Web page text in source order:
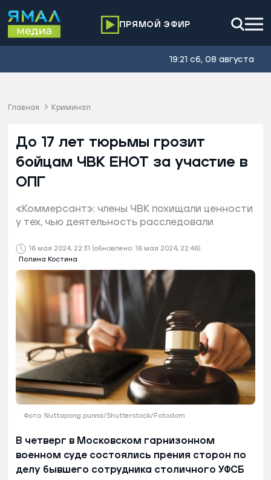
ПРЯМОЙ ЭФИР
19:21 сб, 08 августа
Главная Криминал
16 мая 2024, 22:31 (обновлено: 16 мая 2024, 22:46)
Полина Костина
До 17 лет тюрьмы грозит
бойцам ЧВК ЕНОТ за участие в
ОПГ
«Коммерсант»: члены ЧВК похищали ценности
у тех, чью деятельность расследовали
Фото: Nuttapong punna/Shutterstock/Fotodom
В четверг в Московском гарнизонном
военном суде состоялись прения сторон по
делу бывшего сотрудника столичного УФСБ